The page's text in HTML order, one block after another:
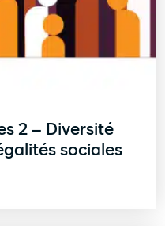
2 – Diversité
sociales